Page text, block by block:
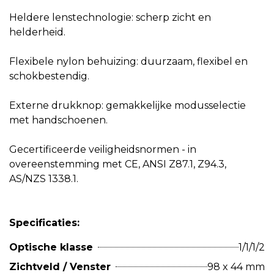
Heldere lenstechnologie: scherp zicht en
helderheid.
Flexibele nylon behuizing: duurzaam, flexibel en
schokbestendig.
Externe drukknop: gemakkelijke modusselectie
met handschoenen.
Gecertificeerde veiligheidsnormen - in
overeenstemming met CE, ANSI Z87.1, Z94.3,
AS/NZS 1338.1.
Specificaties:
Optische klasse
1/1/1/2
Zichtveld / Venster
98 x 44 mm